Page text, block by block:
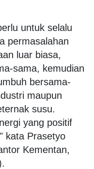
untuk selalu
permasalahan
luar biasa,
sama, kemudian
bersama-
maupun
susu.
yang positif
kata Prasetyo
Kementan,